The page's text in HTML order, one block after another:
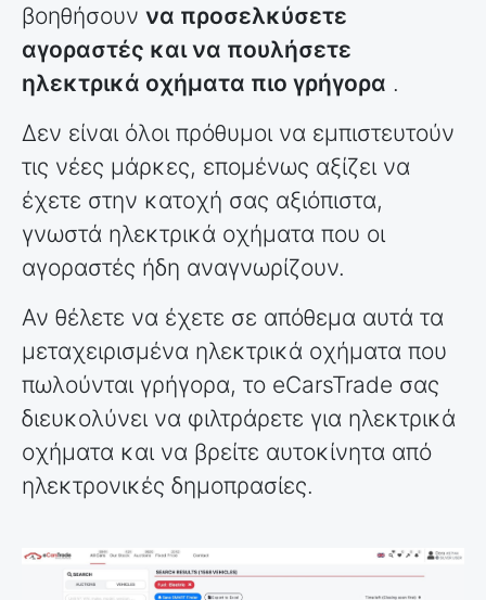
βοηθήσουν να προσελκύσετε
αγοραστές και να πουλήσετε
ηλεκτρικά οχήματα πιο γρήγορα .
Δεν είναι όλοι πρόθυμοι να εμπιστευτούν
τις νέες μάρκες, επομένως αξίζει να
έχετε στην κατοχή σας αξιόπιστα,
γνωστά ηλεκτρικά οχήματα που οι
αγοραστές ήδη αναγνωρίζουν.
Αν θέλετε να έχετε σε απόθεμα αυτά τα
μεταχειρισμένα ηλεκτρικά οχήματα που
πωλούνται γρήγορα, το eCarsTrade σας
διευκολύνει να φιλτράρετε για ηλεκτρικά
οχήματα και να βρείτε αυτοκίνητα από
ηλεκτρονικές δημοπρασίες.